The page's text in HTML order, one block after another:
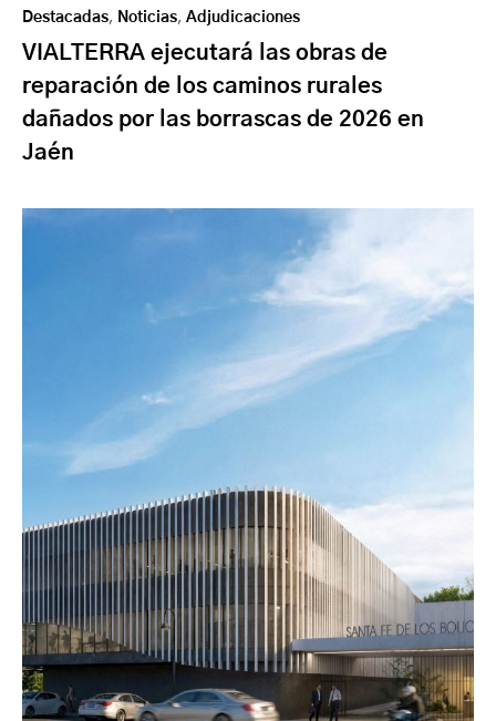
Destacadas, Noticias, Adjudicaciones
VIALTERRA ejecutará las obras de
reparación de los caminos rurales
dañados por las borrascas de 2026 en
Jaén